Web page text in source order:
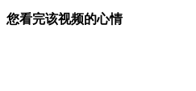
您看完该视频的心情